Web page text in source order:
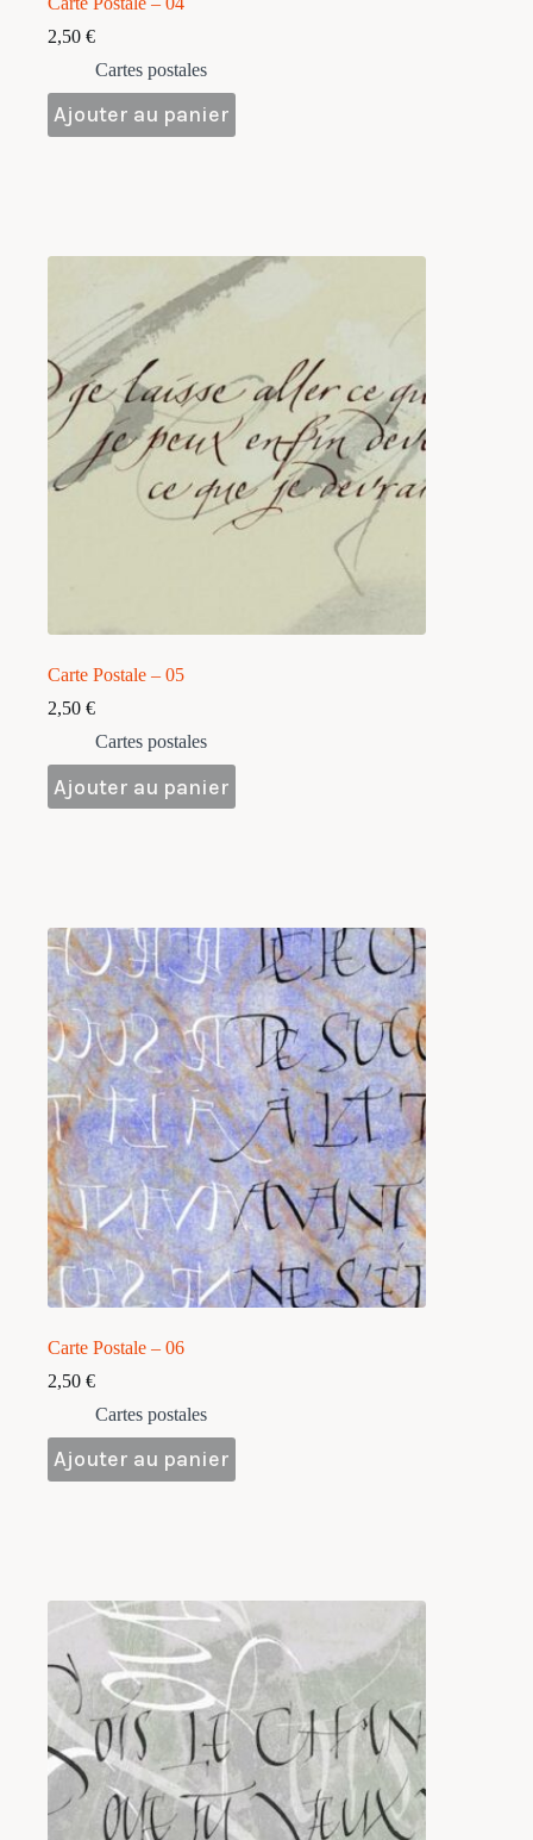
2,50 €
Cartes postales
Ajouter au panier
Carte Postale – 05
2,50 €
Cartes postales
Ajouter au panier
Carte Postale – 06
2,50 €
Cartes postales
Ajouter au panier